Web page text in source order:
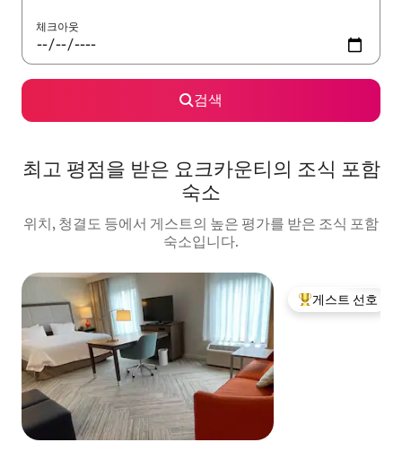
체크아웃
검색
최고 평점을 받은 요크카운티의 조식 포함
숙소
위치, 청결도 등에서 게스트의 높은 평가를 받은 조식 포함
숙소입니다.
상위 게스트 선호
게스트 선호